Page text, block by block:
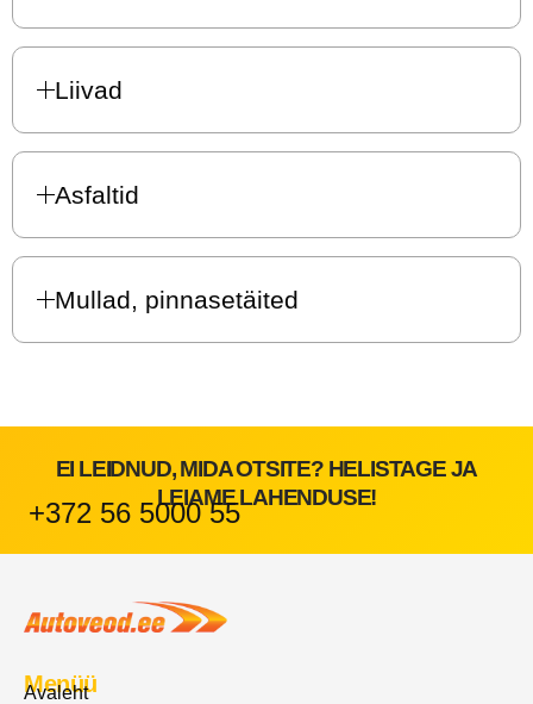
Liivad
Asfaltid
Mullad, pinnasetäited
EI LEIDNUD, MIDA OTSITE? HELISTAGE JA
LEIAME LAHENDUSE!
+372 56 5000 55
Menüü
Avaleht